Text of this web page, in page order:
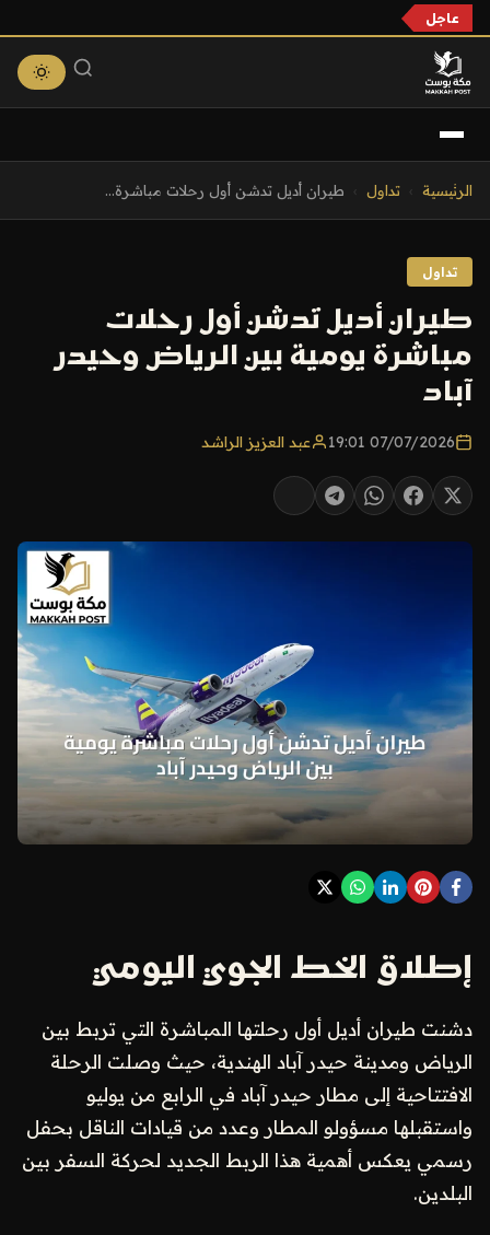
عاجل
الرئيسية تداول طيران أديل تدشن أول رحلات مباشرة...
تداول
طيران أديل تدشن أول رحلات
مباشرة يومية بين الرياض وحيدر
آباد
07/07/2026 19:01 عبد العزيز الراشد
إطلاق الخط الجوي اليومي
دشنت طيران أديل أول رحلتها المباشرة التي تربط بين
الرياض ومدينة حيدر آباد الهندية، حيث وصلت الرحلة
الافتتاحية إلى مطار حيدر آباد في الرابع من يوليو
واستقبلها مسؤولو المطار وعدد من قيادات الناقل بحفل
رسمي يعكس أهمية هذا الربط الجديد لحركة السفر بين
البلدين.